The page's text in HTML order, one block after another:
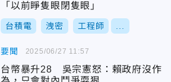
「以前睜隻眼閉隻眼」
台積電 洩密 工程師
要聞
台幣暴升28 吳宗憲怒：賴政府沒作
2025/06/27 11:57